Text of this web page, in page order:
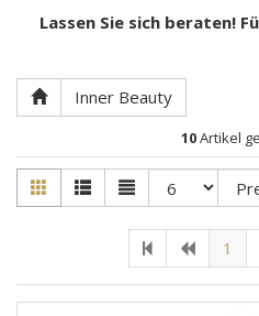
Lassen Sie sich beraten!
Inner Beauty
10Artikel
1